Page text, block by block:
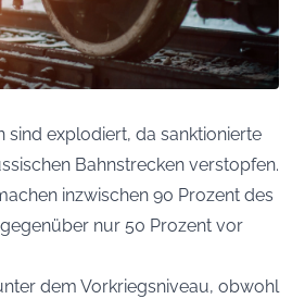
sind explodiert, da sanktionierte
Bahnstrecken verstopfen.
inzwischen 90 Prozent des
nur 50 Prozent vor
dem Vorkriegsniveau, obwohl